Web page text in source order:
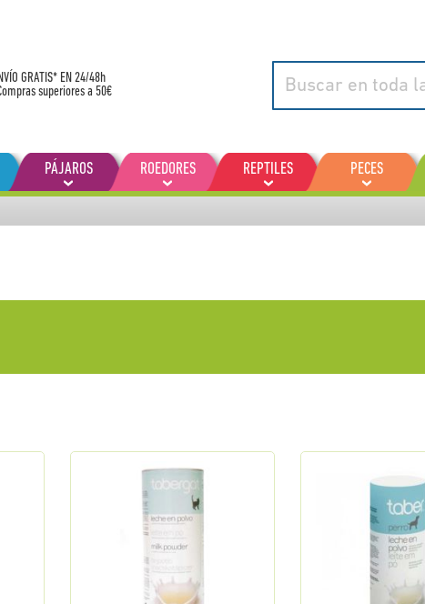
GRATIS* EN 24/48h
superiores a 50€
PÁJAROS ROEDORES REPTILES PECES